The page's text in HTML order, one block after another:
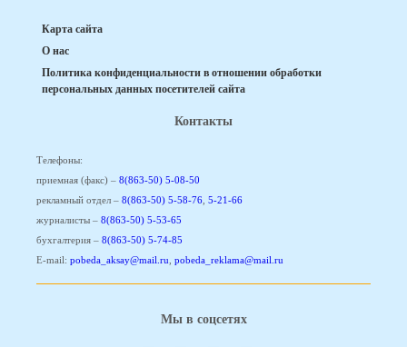
Карта сайта
О нас
Политика конфиденциальности в отношении обработки
персональных данных посетителей сайта
Контакты
Телефоны:
приемная (факс) – 8(863-50) 5-08-50
рекламный отдел – 8(863-50) 5-58-76 5-21-66
журналисты – 8(863-50) 5-53-65
бухгалтерия – 8(863-50) 5-74-85
E-mail: pobeda_aksay@mail.ru pobeda_reklama@mail.ru
Мы в соцсетях